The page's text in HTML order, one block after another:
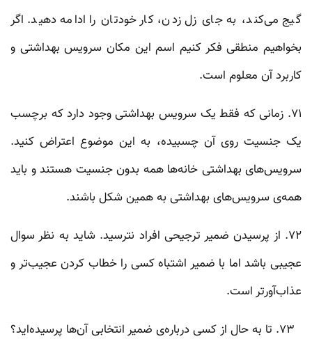
گیج می‌کند، به جای زل زدن، کار خودتان را ادامه دهید. اگر
بخواهیم منطقی فکر کنیم اسم این مکان سرویس بهداشتی و
کاربرد آن معلوم است.
۷۱. زمانی که فقط یک سرویس بهداشتی وجود دارد که برچسب
یک جنسیت روی آن چسبیده، به این موضوع اعتراض کنید.
سرویس‌های بهداشتی‌ خانه‌ها همه بدون جنسیت هستند و باید
همه‌ی سرویس‌های بهداشتی‌ به همین شکل باشند.
۷۲. از پرسیدن ضمیر ترجیحی افراد نترسید. شاید به نظر سوال
عجیبی باشد اما با ضمیر اشتباه کسی را خطاب کردن عجیب‌تر و
عذاب‌آورتر است.
۷۳. تا به حال از کسی درباره‌ی ضمیر‌ انتخابی‌ آن‌ها پرسیده‌اید؟